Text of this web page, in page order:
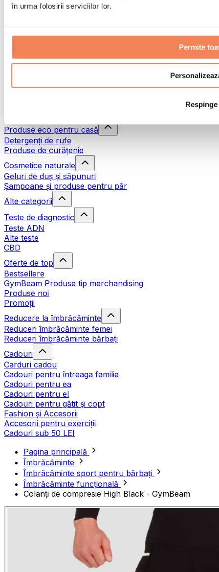
în urma folosirii serviciilor lor.
Permite
Respinge
Accesorii în funcție de activitate
Sporturi de contact
Terapie prin frig
Produse eco pentru casă
Detergenți de rufe
Produse de curățenie
Cosmetice naturale
Geluri de duș și săpunuri
Șampoane și produse pentru păr
Alte categorii
Teste de diagnostic
Teste ADN
Alte teste
CBD
Oferte de top
Bestsellere
GymBeam Produse tip merchandising
Produse noi
Promoții
Reducere la îmbrăcăminte
Reduceri îmbrăcăminte femei
Reduceri îmbrăcăminte bărbați
Cadouri
Carduri cadou
Cadouri pentru întreaga familie
Cadouri pentru ea
Cadouri pentru el
Cadouri pentru gătit și copt
Fashion și Accesorii
Accesorii pentru exerciții
Cadouri sub 50 LEI
Pagina principală
Îmbrăcăminte
Îmbrăcăminte sport pentru bărbați
Îmbrăcăminte funcțională
Colanți de compresie High Black - GymBeam